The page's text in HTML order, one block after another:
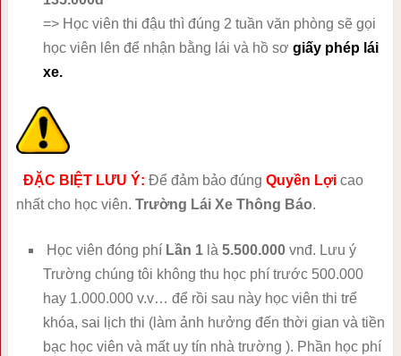
=> Học viên thi đậu thì đúng 2 tuần văn phòng sẽ gọi
học viên lên để nhận bằng lái và hồ sơ giấy phép lái
xe.
ĐẶC BIỆT LƯU Ý: Để đảm bảo đúng Quyền Lợicao
nhất cho học viên. Trường Lái Xe Thông Báo.
Học viên đóng phí Lần 1là 5.500.000vnđ. Lưu ý
Trường chúng tôi không thu học phí trước 500.000
hay 1.000.000 v.v… để rồi sau này học viên thi trể
khóa, sai lịch thi (làm ảnh hưởng đến thời gian và tiền
bạc học viên và mất uy tín nhà trường ). Phần học phí